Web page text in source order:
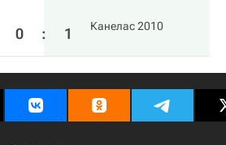
0 : 1 Канелас 2010